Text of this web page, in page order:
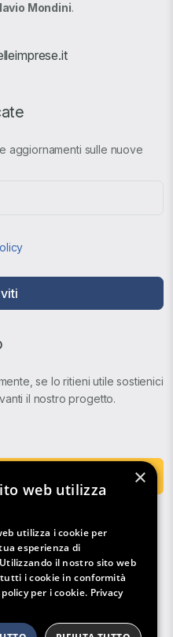
Mondini.
aggiornamenti sulle nuove
se lo ritieni utile sostienici
il nostro progetto.
×
web utilizza
utilizza i cookie per
esperienza di
il nostro sito web
i cookie in conformità
per i cookie. Privacy